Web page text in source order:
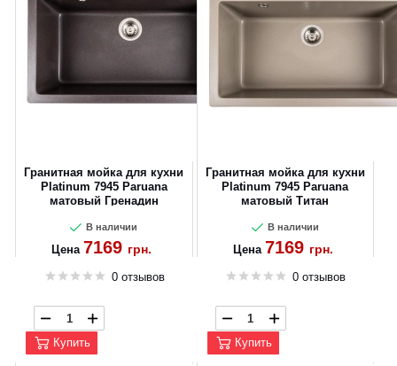
Гранитная мойка для кухни
Platinum 7945 Paruana
матовый Гренадин
В наличии
Цена 7169 грн.
0 отзывов
Купить
Гранитная мойка для кухни
Platinum 7945 Paruana
матовый Титан
В наличии
Цена 7169 грн.
0 отзывов
Купить